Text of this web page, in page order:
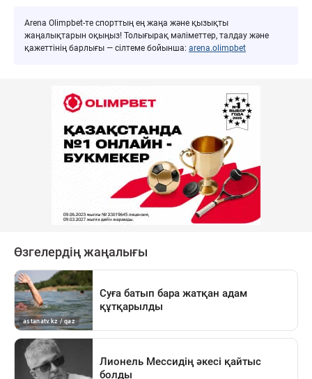
Arena Olimpbet-те спорттың ең жаңа және қызықты
жаңалықтарын оқыңыз! Толығырақ мәліметтер, талдау және
қажеттінің барлығы — сілтеме бойынша: arena.olimpbet